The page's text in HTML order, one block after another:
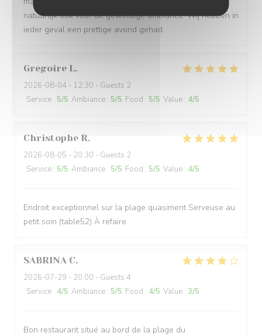
natuurlijk ook voor de geweldige ambiance. Wij hebben in
ieder geval een prettige avond gehad.
Gregoire L
2026-08-04 - 12:30 - Guests 2
Service : 5/5 Ambiance : 5/5 Food : 5/5 Value : 4/5
Christophe R
2026-08-05 - 20:30 - Guests 2
Service : 5/5 Ambiance : 5/5 Food : 5/5 Value : 4/5
Endroit exceptionnel sur la plage quasiment Serveuse au
petit soin (table52) À refaire
SABRINA C
2026-07-29 - 20:00 - Guests 4
Service : 4/5 Ambiance : 5/5 Food : 4/5 Value : 3/5
Bon restaurant situé au bord de la plage du